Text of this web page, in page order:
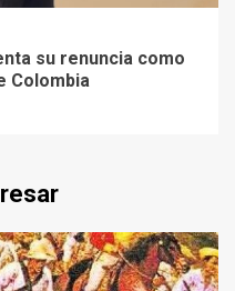
su renuncia como
Colombia